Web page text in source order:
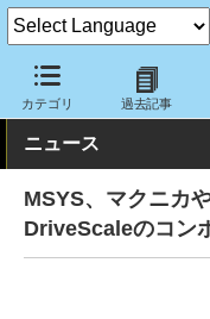
カテゴリ 過去記事
クラウド Watch サービ
ニュース
MSYS、マクニカ
DriveScaleのコン